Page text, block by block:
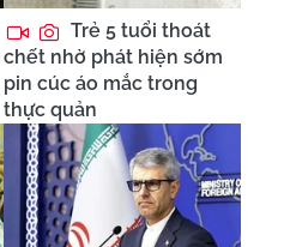
Trẻ 5 tuổi thoát
chết nhờ phát hiện sớm
pin cúc áo mắc trong
thực quản